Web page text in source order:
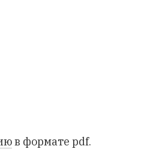
в формате pdf.